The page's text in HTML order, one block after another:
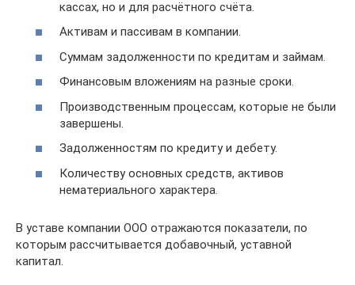
кассах, но и для расчётного счёта.
Активам и пассивам в компании.
Суммам задолженности по кредитам и займам.
Финансовым вложениям на разные сроки.
Производственным процессам, которые не были
завершены.
Задолженностям по кредиту и дебету.
Количеству основных средств, активов
нематериального характера.
В уставе компании ООО отражаются показатели, по
которым рассчитывается добавочный, уставной
капитал.